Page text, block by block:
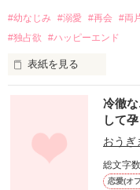
#幼なじみ #溺愛 #再会 #両
#独占欲
#ハッピーエンド
表紙を見る
幼なじみの哲平に淡い
しかし、ある出来事を
関係修復もできないま
引っ越すことになり、
冷徹
して
おうぎ
総文字
恋愛(オ